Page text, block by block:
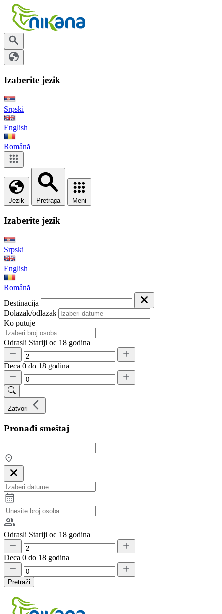
Izaberite jezik
Srpski
English
Română
Jezik Pretraga Meni
Izaberite jezik
Srpski
English
Română
Destinacija
Dolazak/odlazak
Ko putuje
Odrasli Stariji od 18 godina
Deca 0 do 18 godina
Zatvori
Pronađi smeštaj
Odrasli Stariji od 18 godina
Deca 0 do 18 godina
Pretraži